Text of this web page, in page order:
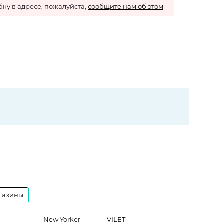
в адресе, пожалуйста, сообщите нам об этом
New Yorker
VILET